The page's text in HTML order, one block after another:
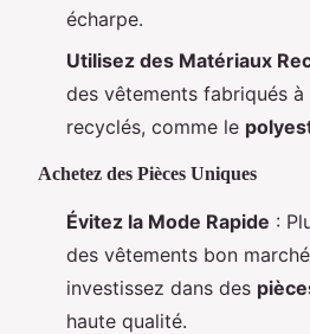
écharpe.
Utilisez des Matériaux
des vêtements fabriqués
recyclés, comme le
Achetez des Pièces Uniques
Évitez la Mode Rapide :
des vêtements bon
investissez dans des
haute qualité.